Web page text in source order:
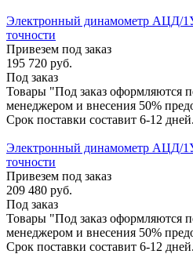
Электронный динамометр АЦД/
точности
Привезем под заказ
195 720 руб.
Под заказ
Товары "Под заказ оформляются
менеджером и внесения 50%
Срок поставки составит 6-12 дней.
Электронный динамометр АЦД/
точности
Привезем под заказ
209 480 руб.
Под заказ
Товары "Под заказ оформляются
менеджером и внесения 50%
Срок поставки составит 6-12 дней.